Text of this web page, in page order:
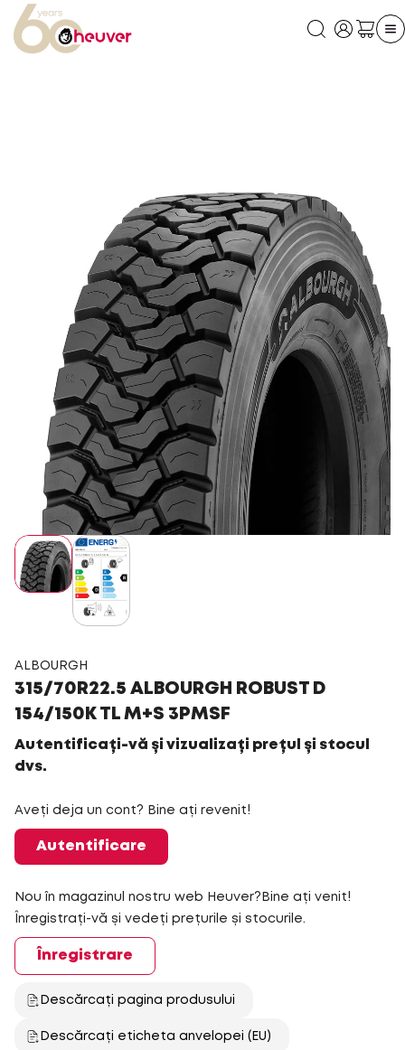
ALBOURGH
315/70R22.5 ALBOURGH ROBUST D
154/150K TL M+S 3PMSF
Autentificați-vă și vizualizați prețul și stocul
dvs.
Aveți deja un cont? Bine ați revenit!
Autentificare
Nou în magazinul nostru web Heuver?Bine ați venit!
Înregistrați-vă și vedeți prețurile și stocurile.
Înregistrare
Descărcați pagina produsului
Descărcați eticheta anvelopei (EU)